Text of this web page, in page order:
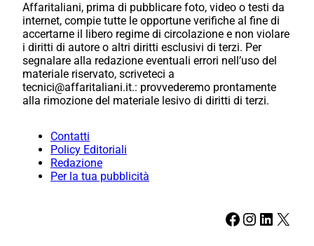
Affaritaliani, prima di pubblicare foto, video o testi da
internet, compie tutte le opportune verifiche al fine di
accertarne il libero regime di circolazione e non violare
i diritti di autore o altri diritti esclusivi di terzi. Per
segnalare alla redazione eventuali errori nell’uso del
materiale riservato, scriveteci a
tecnici@affaritaliani.it.: provvederemo prontamente
alla rimozione del materiale lesivo di diritti di terzi.
Contatti
Policy Editoriali
Redazione
Per la tua pubblicità
Facebook Instagram LinkedIn X